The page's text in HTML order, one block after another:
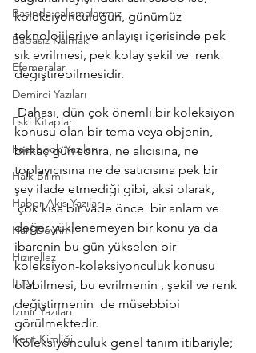
Basında çalışmalarımız
Babasız Kalmak
Efemeralar
Demirci Yazıları
Eski Kitaplar
Facebook Yazıları
Halk Bilimi
Haber Akis Yazıları
Harf Devrimi
Hızırellez
İLEV
İzmir Yazıları
Kent Kimliği
koleksiyonculuğun, günümüz
teknolojileri ve anlayışı içerisinde pek
sık evrilmesi, pek kolay şekil ve  renk
değiştirebilmesidir.
konusu olan bir tema veya objenin,
birkaç gün sonra, ne alıcısına, ne
toplayıcısına ne de satıcısına pek bir
şey ifade etmediği gibi, aksi olarak,
çok kısa bir vade önce  bir anlam ve
değer yüklenemeyen bir konu ya da
ibarenin bu gün yükselen bir
koleksiyon-koleksiyonculuk konusu
olabilmesi, bu evrilmenin , şekil ve renk
değiştirmenin  de müsebbibi
görülmektedir.
Koleksiyonculuk genel tanım itibariyle;